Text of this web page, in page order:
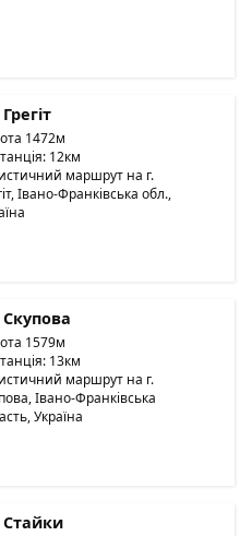
1472м
12км
маршрут на г.
Івано-Франківська обл.,
Скупова
1579м
13км
маршрут на г.
Івано-Франківська
Україна
Стайки